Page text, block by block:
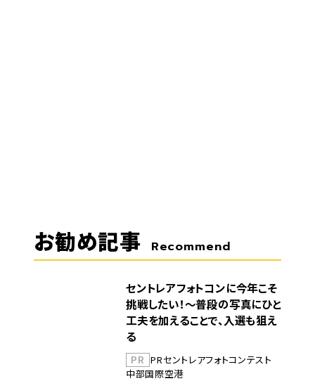
お勧め記事 Recommend
セントレアフォトコンに今年こそ
挑戦したい！～普段の写真にひと
工夫を加えることで、入選も狙え
る
PR PRセントレアフォトコンテスト
中部国際空港